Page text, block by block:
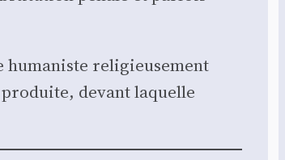
reli­gieu­se­ment
devant laquelle